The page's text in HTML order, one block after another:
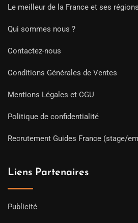
Le meilleur de la France et ses régions
Qui sommes nous ?
Contactez-nous
Conditions Générales de Ventes
Mentions Légales et CGU
Politique de confidentialité
Recrutement Guides France (stage/
Liens Partenaires
Publicité